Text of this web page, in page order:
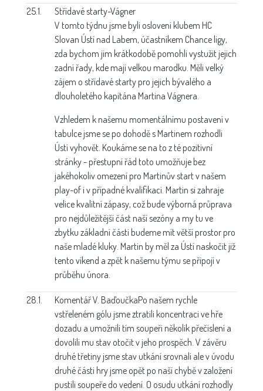
25.1.
Střídavé starty-Vágner
V tomto týdnu jsme byli osloveni klubem HC
Slovan Ústí nad Labem, účastníkem Chance ligy,
zda bychom jim krátkodobě pomohli vystužit jejich
zadní řady, kde mají velkou marodku. Měli velký
zájem o střídavé starty pro jejich bývalého a
dlouholetého kapitána Martina Vágnera.
Vzhledem k našemu momentálnímu postavení v
tabulce jsme se po dohodě s Martinem rozhodli
Ústí vyhovět. Koukáme se na to z té pozitivní
stránky - přestupní řád toto umožňuje bez
jakéhokoliv omezení pro Martinův start v našem
play-of i v případné kvalifikaci. Martin si zahraje
velice kvalitní zápasy, což bude výborná průprava
pro nejdůležitější část naší sezóny a my tu ve
zbytku základní části budeme mít větší prostor pro
naše mladé kluky. Martin by měl za Ústí naskočit již
tento víkend a zpět k našemu týmu se připojí v
průběhu února.
28.1. Komentář V. BaďoučkaPo našem rychle
vstřeleném gólu jsme ztratili koncentraci ve hře
dozadu a umožnili tím soupeři několik přečíslení a
dovolili mu stav otočit v jeho prospěch. V závěru
druhé třetiny jsme stav utkání srovnali ale v úvodu
druhé části hry jsme opět po naší chybě v založení
pustili soupeře do vedení. O osudu utkání rozhodly